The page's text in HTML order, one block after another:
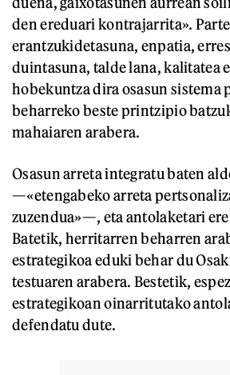
den ereduari kontrajarrita».
erantzukidetasuna, enpatia,
duintasuna, talde lana, kalitatea
hobekuntza dira osasun sistema
beharreko beste printzipio
mahaiaren arabera.
Osasun arreta integratu baten
—«etengabeko arreta
zuzendua»—, eta antolaketari
Batetik, herritarren beharren
estrategikoa eduki behar du
testuaren arabera. Bestetik,
estrategikoan oinarritutako
defendatu dute.